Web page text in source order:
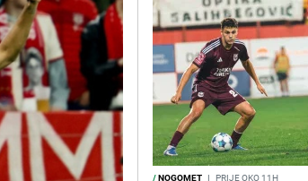
/NOGOMET I PRIJE OKO 11H